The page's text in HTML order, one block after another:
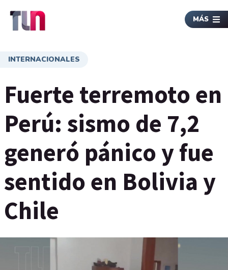
MÁS
INTERNACIONALES
Fuerte terremoto en
Perú: sismo de 7,2
generó pánico y fue
sentido en Bolivia y
Chile